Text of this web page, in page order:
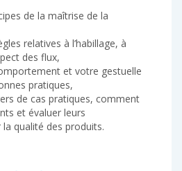
de la maîtrise de la
relatives à l’habillage, à
des flux,
et votre gestuelle
pratiques,
de cas pratiques, comment
et évaluer leurs
qualité des produits.